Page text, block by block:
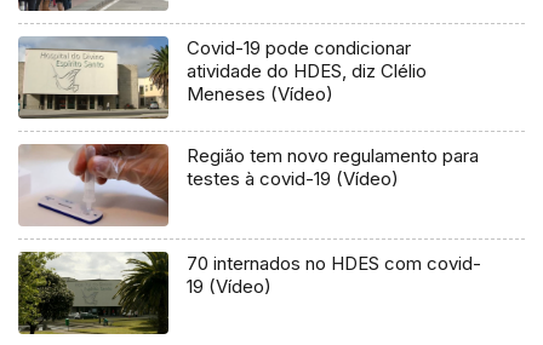
Covid-19 pode condicionar
atividade do HDES, diz Clélio
Meneses (Vídeo)
Região tem novo regulamento para
testes à covid-19 (Vídeo)
70 internados no HDES com covid-
19 (Vídeo)